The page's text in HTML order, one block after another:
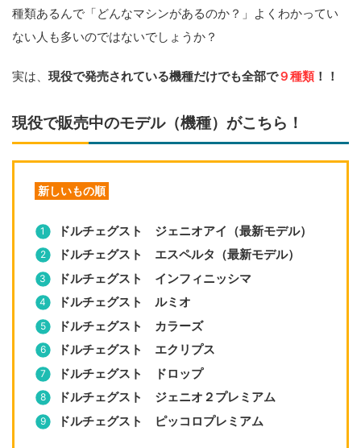
種類あるんで「どんなマシンがあるのか？」よくわかってい
ない人も多いのではないでしょうか？
実は、 現役で発売されている機種だけでも全部で９種類 ！！
現役で販売中のモデル（機種）がこちら！
新しいもの順
ドルチェグスト ジェニオアイ（最新モデル）
ドルチェグスト エスペルタ（最新モデル）
ドルチェグスト インフィニッシマ
ドルチェグスト ルミオ
ドルチェグスト カラーズ
ドルチェグスト エクリプス
ドルチェグスト ドロップ
ドルチェグスト ジェニオ２プレミアム
ドルチェグスト ピッコロプレミアム